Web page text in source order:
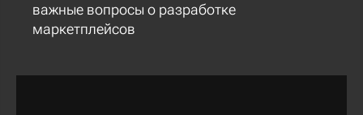
важные вопросы о разработке
маркетплейсов